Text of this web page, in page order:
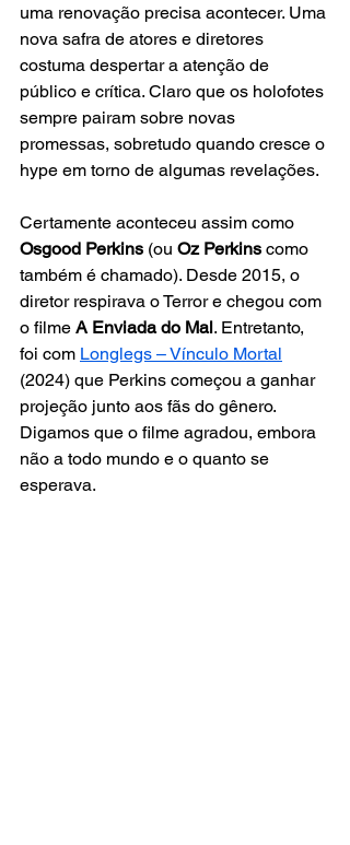
uma renovação precisa acontecer. Uma
nova safra de atores e diretores
costuma despertar a atenção de
público e crítica. Claro que os holofotes
sempre pairam sobre novas
promessas, sobretudo quando cresce o
hype em torno de algumas revelações.
Certamente aconteceu assim como
Osgood Perkins (ou Oz Perkins como
também é chamado). Desde 2015, o
diretor respirava o Terror e chegou com
o filme A Enviada do Mal. Entretanto,
foi com Longlegs – Vínculo Mortal
(2024) que Perkins começou a ganhar
projeção junto aos fãs do gênero.
Digamos que o filme agradou, embora
não a todo mundo e o quanto se
esperava.